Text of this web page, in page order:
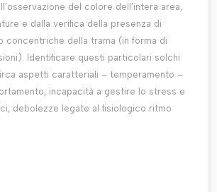
del colore dell’intera area,
e dalla verifica della presenza di
concentriche della trama (in forma di
Identificare questi particolari solchi
aspetti caratteriali – temperamento –
incapacità a gestire lo stress e
debolezze legate al fisiologico ritmo